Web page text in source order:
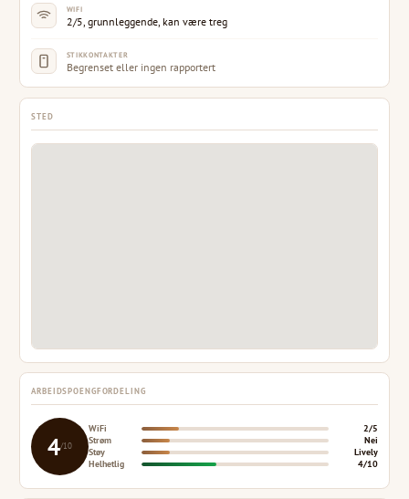
WIFI
2/5, grunnleggende, kan være treg
STIKKONTAKTER
Begrenset eller ingen rapportert
STED
ARBEIDSPOENGFORDELING
4/10
WiFi
2/5
Strøm
Nei
Støy
Lively
Helhetlig
4/10